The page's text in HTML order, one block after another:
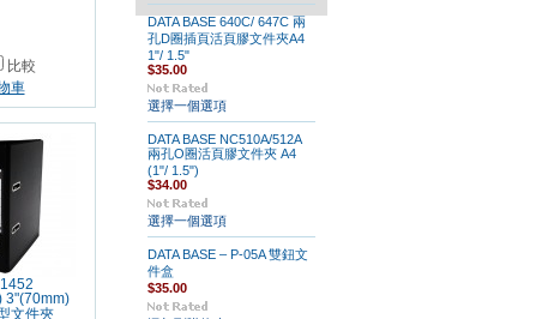
比較
車
3"(70mm)
文件夾
DATA BASE 640C/ 647C 兩
孔D圈插頁活頁膠文件夾A4
1"/ 1.5"
$35.00
選擇一個選項
DATA BASE NC510A/512A
兩孔O圈活頁膠文件夾 A4
(1"/ 1.5")
$34.00
選擇一個選項
DATA BASE – P-05A 雙鈕文
件盒
$35.00